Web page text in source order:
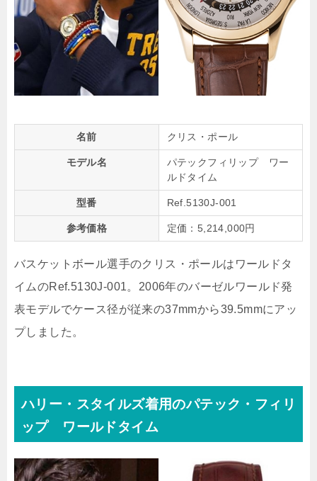
名前 クリス・ポール
モデル名
パテックフィリップ ワー
ルドタイム
型番 Ref.5130J-001
参考価格 定価：5,214,000円
バスケットボール選手のクリス・ポールはワールドタ
イムのRef.5130J-001。2006年のバーゼルワールド発
表モデルでケース径が従来の37mmから39.5mmにアッ
プしました。
ハリー・スタイルズ着用のパテック・フィリ
ップ ワールドタイム